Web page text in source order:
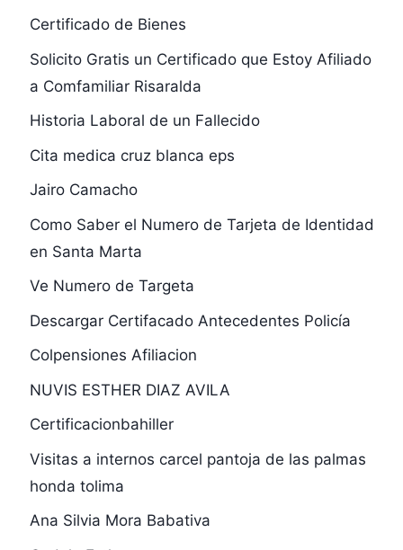
Certificado de Bienes
Solicito Gratis un Certificado que Estoy Afiliado
a Comfamiliar Risaralda
Historia Laboral de un Fallecido
Cita medica cruz blanca eps
Jairo Camacho
Como Saber el Numero de Tarjeta de Identidad
en Santa Marta
Ve Numero de Targeta
Descargar Certifacado Antecedentes Policía
Colpensiones Afiliacion
NUVIS ESTHER DIAZ AVILA
Certificacionbahiller
Visitas a internos carcel pantoja de las palmas
honda tolima
Ana Silvia Mora Babativa